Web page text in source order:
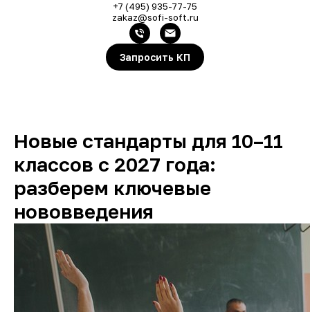
+7 (495) 935-77-75
zakaz@sofi-soft.ru
Запросить КП
Новые стандарты для 10–11
классов с 2027 года:
разберем ключевые
нововведения